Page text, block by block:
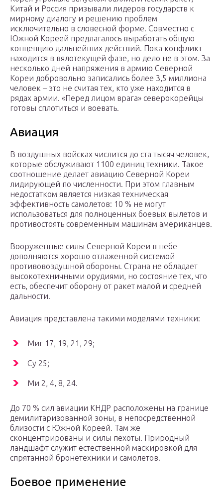
Китай и Россия призывали лидеров государств к
мирному диалогу и решению проблем
исключительно в словесной форме. Совместно с
Южной Кореей предлагалось выработать общую
концепцию дальнейших действий. Пока конфликт
находится в вялотекущей фазе, но дело не в этом. За
несколько дней напряжения в армию Северной
Кореи добровольно записались более 3,5 миллиона
человек – это не считая тех, кто уже находится в
рядах армии. «Перед лицом врага» северокорейцы
готовы сплотиться и воевать.
Авиация
В воздушных войсках числится до ста тысяч человек,
которые обслуживают 1100 единиц техники. Такое
соотношение делает авиацию Северной Кореи
лидирующей по численности. При этом главным
недостатком является низкая техническая
эффективность самолетов: 10 % не могут
использоваться для полноценных боевых вылетов и
противостоять современным машинам американцев.
Вооруженные силы Северной Кореи в небе
дополняются хорошо отлаженной системой
противовоздушной обороны. Страна не обладает
высокотехничными орудиями, но состояние тех, что
есть, обеспечит оборону от ракет малой и средней
дальности.
Авиация представлена такими моделями техники:
Миг 17, 19, 21, 29;
Су 25;
Ми 2, 4, 8, 24.
До 70 % сил авиации КНДР расположены на границе
демилитаризованной зоны, в непосредственной
близости с Южной Кореей. Там же
сконцентрированы и силы пехоты. Природный
ландшафт служит естественной маскировкой для
спрятанной бронетехники и самолетов.
Боевое применение